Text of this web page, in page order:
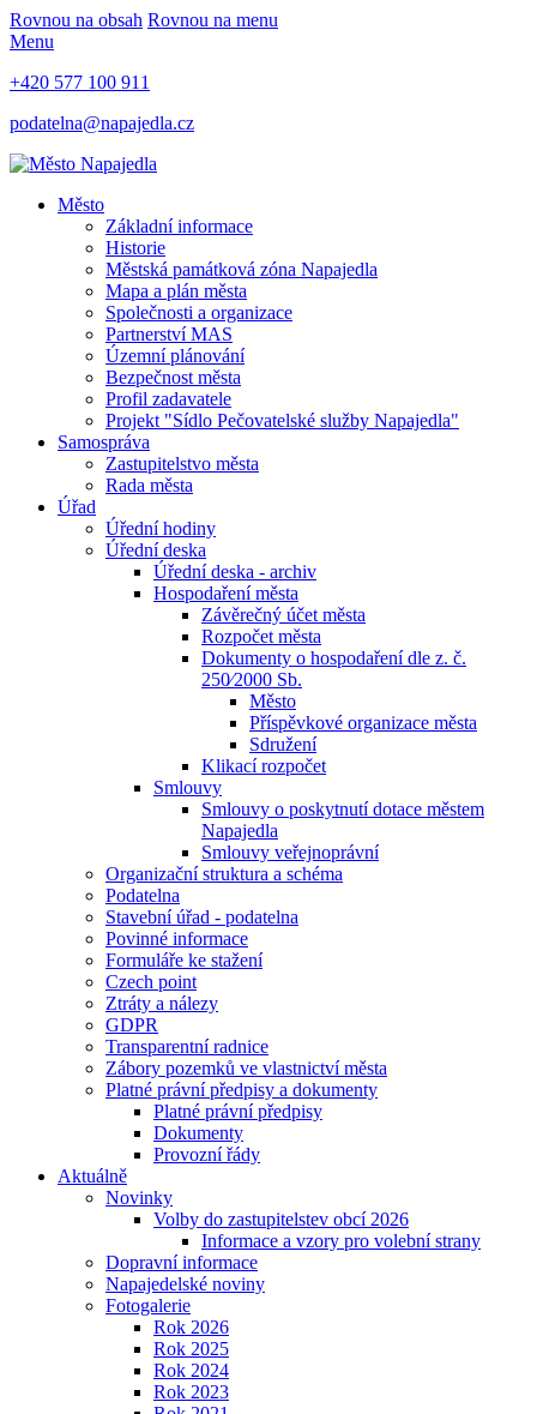
Rovnou na obsah Rovnou na menu
Menu
+420 577 100 911
podatelna@napajedla.cz
Město
Základní informace
Historie
Městská památková zóna Napajedla
Mapa a plán města
Společnosti a organizace
Partnerství MAS
Územní plánování
Bezpečnost města
Profil zadavatele
Projekt "Sídlo Pečovatelské služby Napajedla"
Samospráva
Zastupitelstvo města
Rada města
Úřad
Úřední hodiny
Úřední deska
Úřední deska - archiv
Hospodaření města
Závěrečný účet města
Rozpočet města
Dokumenty o hospodaření dle z. č.
250⁄2000 Sb.
Město
Příspěvkové organizace města
Sdružení
Klikací rozpočet
Smlouvy
Smlouvy o poskytnutí dotace městem
Napajedla
Smlouvy veřejnoprávní
Organizační struktura a schéma
Podatelna
Stavební úřad - podatelna
Povinné informace
Formuláře ke stažení
Czech point
Ztráty a nálezy
GDPR
Transparentní radnice
Zábory pozemků ve vlastnictví města
Platné právní předpisy a dokumenty
Platné právní předpisy
Dokumenty
Provozní řády
Aktuálně
Novinky
Volby do zastupitelstev obcí 2026
Informace a vzory pro volební strany
Dopravní informace
Napajedelské noviny
Fotogalerie
Rok 2026
Rok 2025
Rok 2024
Rok 2023